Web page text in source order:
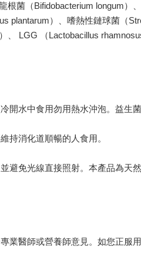
根菌（Bifidobacterium longum）
plantarum）、嗜熱性鏈球菌（
、 LGG （Lactobacillus
開水中食用勿用熱水沖泡。益生
持消化道順暢的人食用。
避免光線直接照射。本產品為天
業醫師或營養師意見。如您正服